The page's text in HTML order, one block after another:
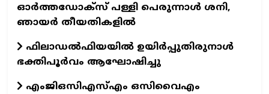
ഓര്‍ത്തഡോക്‌സ് പള്ളി പെരുന്നാള്‍ ശനി,
ഞായര്‍ തീയതികളില്‍
ഫിലാഡല്‍ഫിയയില്‍ ഉയിര്‍പ്പുതിരുനാള്‍
ഭക്തിപൂര്‍വം ആഘോഷിച്ചു
എംജിഒസിഎസ്എം ഒസിവൈഎം